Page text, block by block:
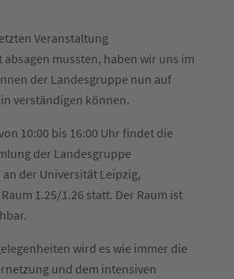
Veranstaltung
mussten, haben wir uns im
der Landesgruppe nun auf
verständigen können.
10:00 bis 16:00 Uhr findet die
der Landesgruppe
der Universität Leipzig,
1.25/1.26 statt. Der Raum ist
wird es wie immer die
und dem intensiven